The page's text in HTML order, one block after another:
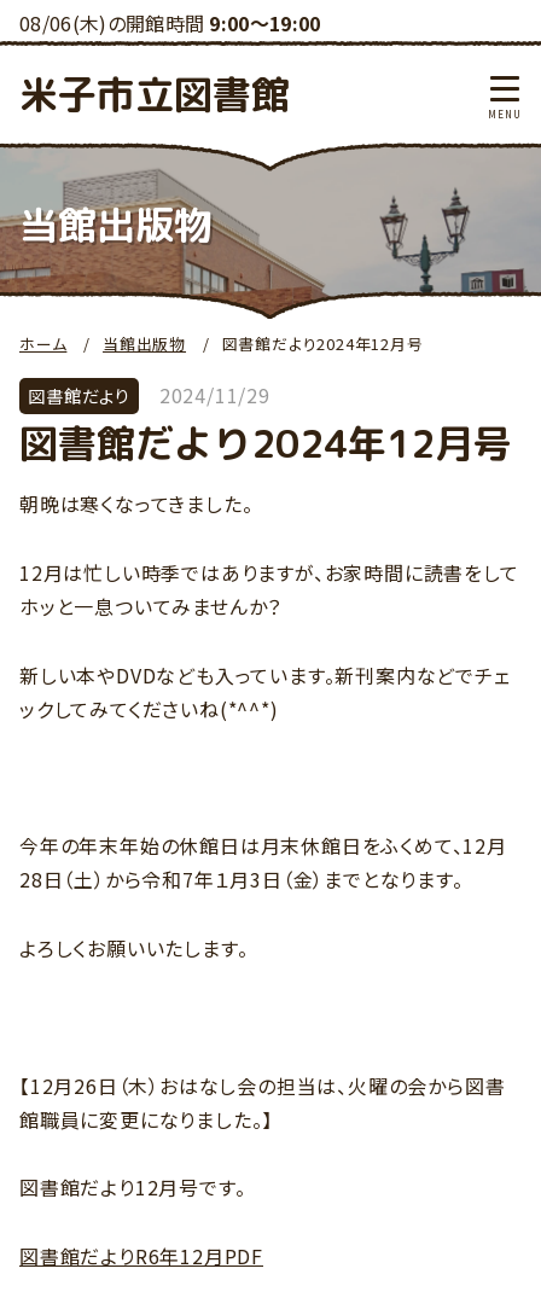
08/06(木)の開館時間 9:00～19:00
米子市立図書館
当館出版物
ホーム 当館出版物 図書館だより2024年12月号
図書館だより 2024/11/29
図書館だより2024年12月号
朝晩は寒くなってきました。
12月は忙しい時季ではありますが、お家時間に読書をして
ホッと一息ついてみませんか？
新しい本やDVDなども入っています。新刊案内などでチェ
ックしてみてくださいね(*^^*)
今年の年末年始の休館日は月末休館日をふくめて、12月
28日（土）から令和7年１月3日（金）までとなります。
よろしくお願いいたします。
【12月26日（木）おはなし会の担当は、火曜の会から図書
館職員に変更になりました。】
図書館だより12月号です。
図書館だよりR6年12月PDF